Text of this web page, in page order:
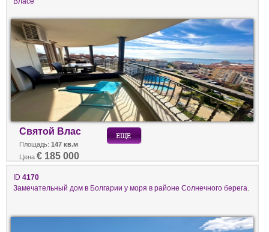
Святой Влас
Площадь: 147 кв.м
Цена € 185 000
ID 4170
Замечательный дом в Болгарии у моря в районе Солнечного берега.